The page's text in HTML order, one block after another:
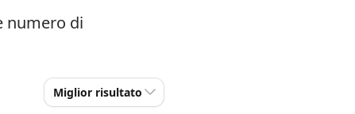
numero di
Miglior risultato